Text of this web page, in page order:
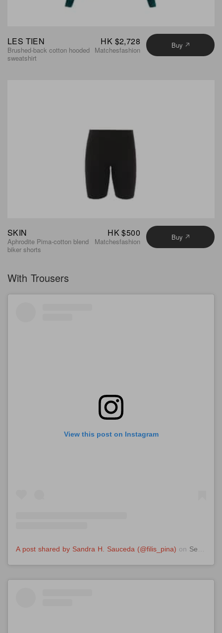
LES TIEN
Brushed-back cotton hooded
sweatshirt
HK $2,728
Matchesfashion Buy
SKIN
Aphrodite Pima-cotton blend
biker shorts
HK $500
Matchesfashion Buy
With Trousers
View this post on Instagram
A post shared by Sandra H. Sauceda (@filis_pina) on Sep 18, 2020 at 12:33pm PDT